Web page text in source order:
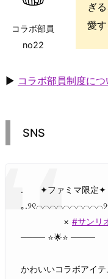
コラボ部員
no22
ぎ
愛
▶ コラボ部員制度につ
SNS
. ✦ファミマ限
｡
× #サンリ
──── ⭐️🌟⭐️ ────
かわいいコラボアイ